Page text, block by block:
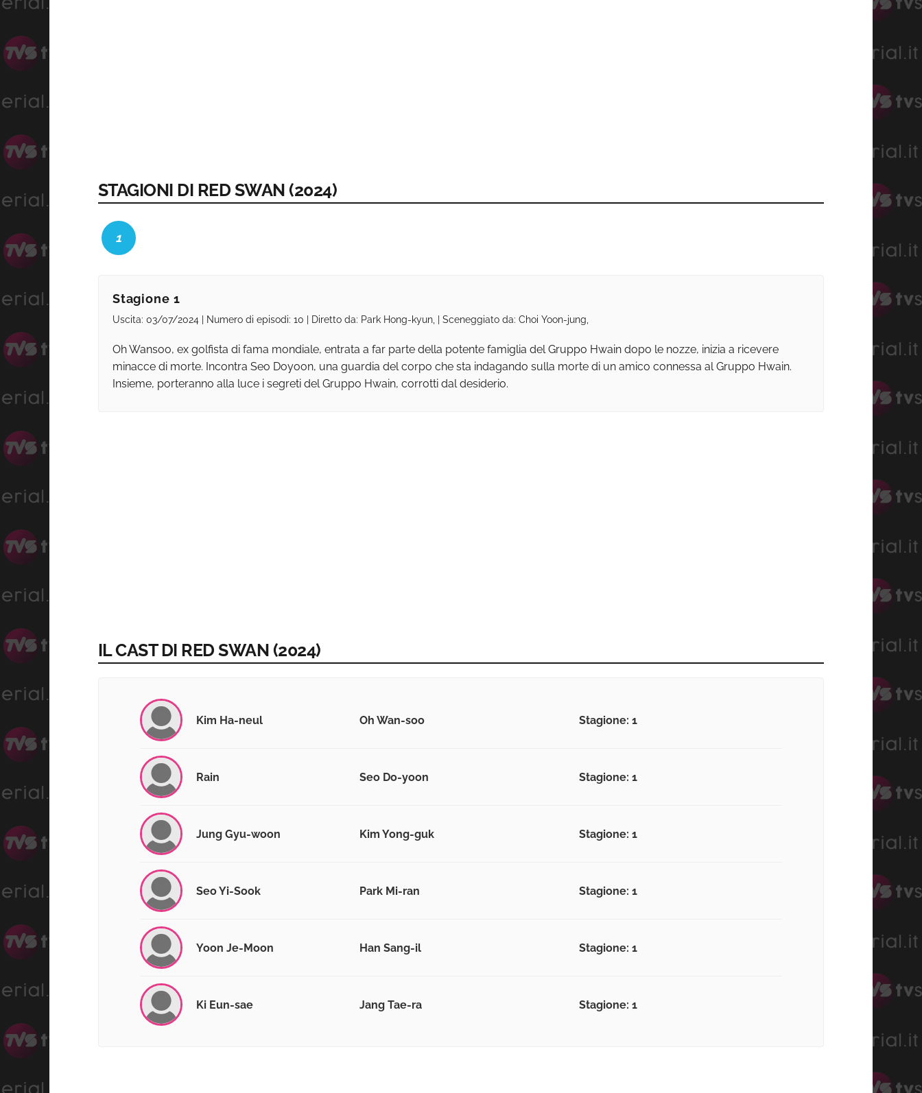
STAGIONI DI RED SWAN (2024)
1
Stagione 1
Uscita: 03/07/2024 | Numero di episodi: 10 | Diretto da: Park Hong-kyun, | Sceneggiato da: Choi Yoon-jung,
Oh Wansoo, ex golfista di fama mondiale, entrata a far parte della potente famiglia del Gruppo Hwain dopo le nozze, inizia a ricevere
minacce di morte. Incontra Seo Doyoon, una guardia del corpo che sta indagando sulla morte di un amico connessa al Gruppo Hwain.
Insieme, porteranno alla luce i segreti del Gruppo Hwain, corrotti dal desiderio.
IL CAST DI RED SWAN (2024)
Kim Ha-neul Oh Wan-soo Stagione: 1
Rain Seo Do-yoon Stagione: 1
Jung Gyu-woon Kim Yong-guk Stagione: 1
Seo Yi-Sook Park Mi-ran Stagione: 1
Yoon Je-Moon Han Sang-il Stagione: 1
Ki Eun-sae Jang Tae-ra Stagione: 1